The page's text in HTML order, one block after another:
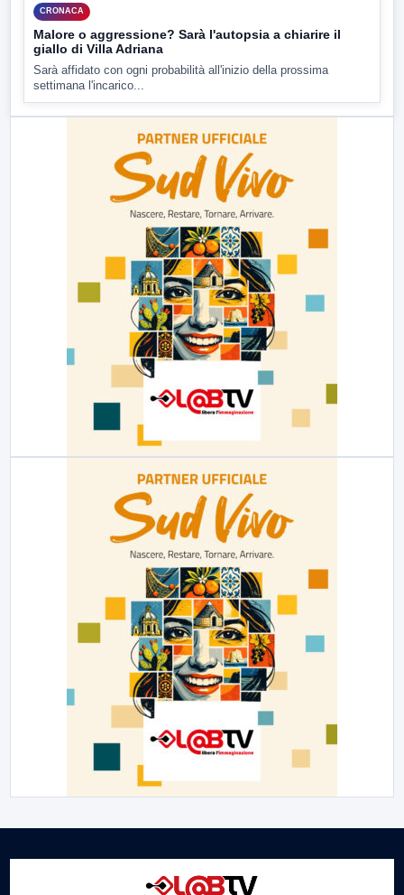
CRONACA
Malore o aggressione? Sarà l'autopsia a chiarire il
giallo di Villa Adriana
Sarà affidato con ogni probabilità all'inizio della prossima
settimana l'incarico...